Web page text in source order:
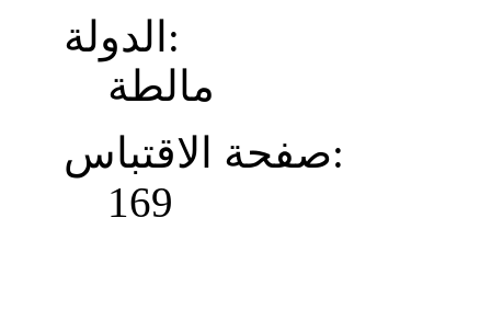
الدولة:
مالطة
صفحة الاقتباس:
169